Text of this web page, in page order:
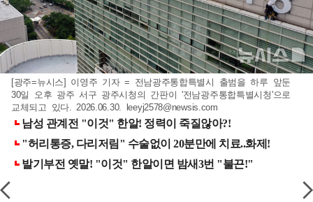
[광주=뉴시스] 이영주 기자 = 전남광주통합특별시 출범을 하루 앞둔
30일 오후 광주 서구 광주시청의 간판이 '전남광주통합특별시청'으로
교체되고 있다. 2026.06.30. leeyj2578@newsis.com